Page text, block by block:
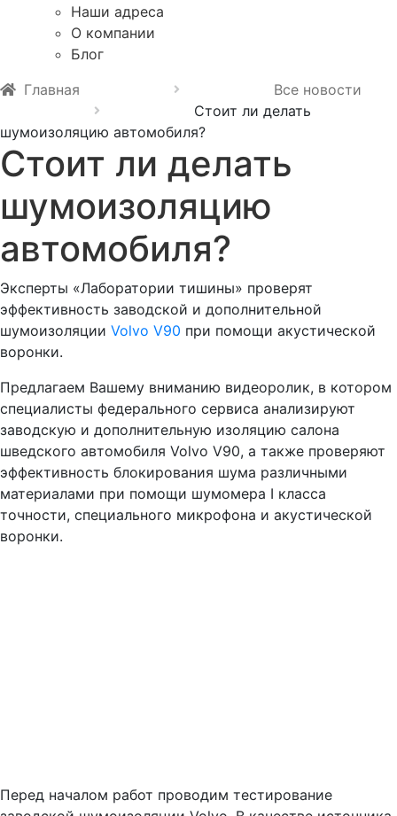
Наши адреса
О компании
Блог
Главная
Все новости
Стоит ли делать
шумоизоляцию автомобиля?
Стоит ли делать
шумоизоляцию
автомобиля?
Эксперты «Лаборатории тишины» проверят
эффективность заводской и дополнительной
шумоизоляции Volvo V90 при помощи акустической
воронки.
Предлагаем Вашему вниманию видеоролик, в котором
специалисты федерального сервиса анализируют
заводскую и дополнительную изоляцию салона
шведского автомобиля Volvo V90, а также проверяют
эффективность блокирования шума различными
материалами при помощи шумомера I класса
точности, специального микрофона и акустической
воронки.
Перед началом работ проводим тестирование